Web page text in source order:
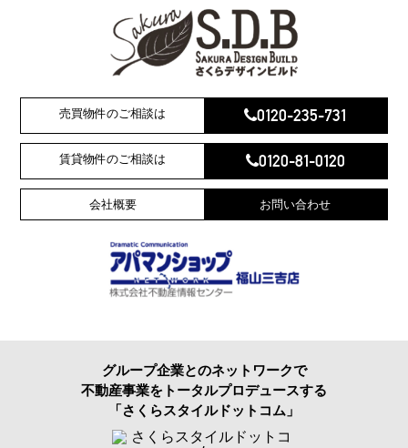
売買物件のご相談は 0120-235-731
賃貸物件のご相談は 0120-81-0120
会社概要 お問い合わせ
グループ企業とのネットワークで
不動産事業をトータルプロデュースする
「さくらスタイルドットコム」